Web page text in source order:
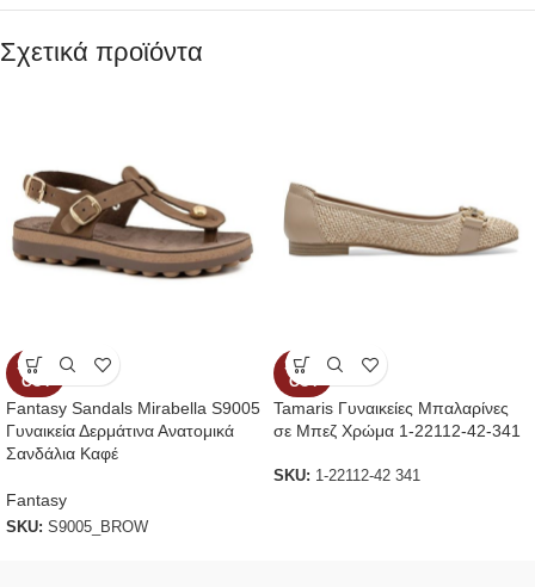
Σχετικά προϊόντα
SOLD
OUT
Fantasy Sandals Mirabella S9005
Γυναικεία Δερμάτινα Ανατομικά
Σανδάλια Καφέ
Fantasy
SKU: S9005_BROW
SOLD
OUT
Tamaris Γυναικείες Μπαλαρίνες
σε Μπεζ Χρώμα 1-22112-42-341
SKU: 1-22112-42 341